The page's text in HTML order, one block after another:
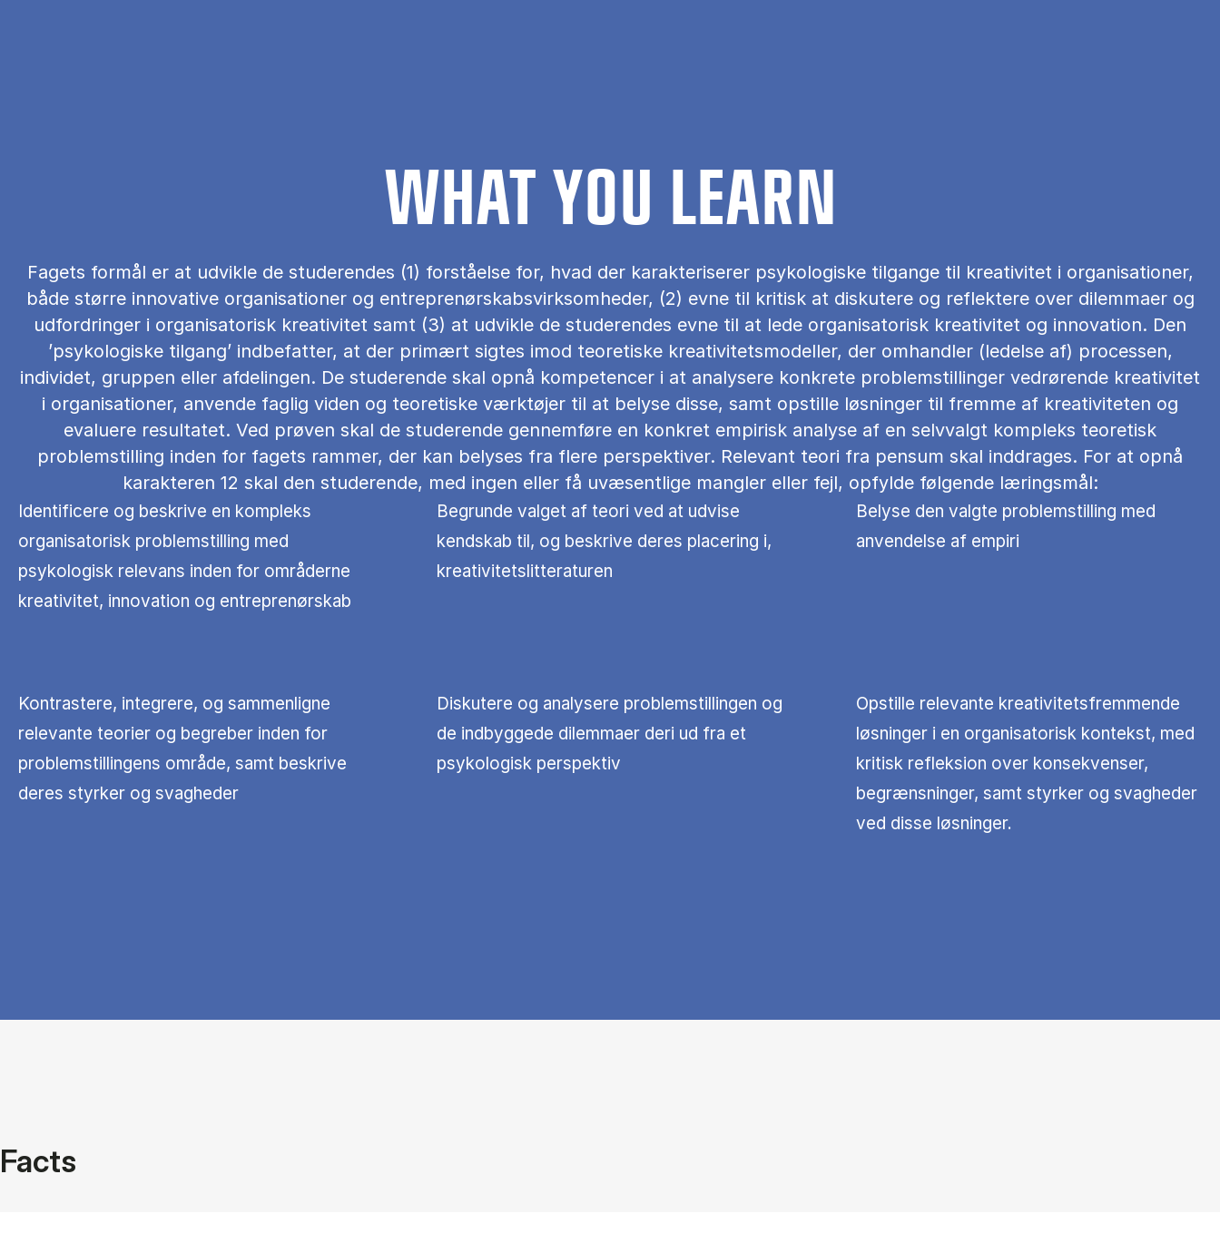
WHAT YOU LEARN
Fagets formål er at udvikle de studerendes (1) forståelse for, hvad der karakteriserer psykologiske tilgange til kreativitet i organisationer,
både større innovative organisationer og entreprenørskabsvirksomheder, (2) evne til kritisk at diskutere og reflektere over dilemmaer og
udfordringer i organisatorisk kreativitet samt (3) at udvikle de studerendes evne til at lede organisatorisk kreativitet og innovation. Den
’psykologiske tilgang’ indbefatter, at der primært sigtes imod teoretiske kreativitetsmodeller, der omhandler (ledelse af) processen,
individet, gruppen eller afdelingen. De studerende skal opnå kompetencer i at analysere konkrete problemstillinger vedrørende kreativitet
i organisationer, anvende faglig viden og teoretiske værktøjer til at belyse disse, samt opstille løsninger til fremme af kreativiteten og
evaluere resultatet. Ved prøven skal de studerende gennemføre en konkret empirisk analyse af en selvvalgt kompleks teoretisk
problemstilling inden for fagets rammer, der kan belyses fra flere perspektiver. Relevant teori fra pensum skal inddrages. For at opnå
karakteren 12 skal den studerende, med ingen eller få uvæsentlige mangler eller fejl, opfylde følgende læringsmål:
Identificere og beskrive en kompleks
organisatorisk problemstilling med
psykologisk relevans inden for områderne
kreativitet, innovation og entreprenørskab
Begrunde valget af teori ved at udvise
kendskab til, og beskrive deres placering i,
kreativitetslitteraturen
Belyse den valgte problemstilling med
anvendelse af empiri
Kontrastere, integrere, og sammenligne
relevante teorier og begreber inden for
problemstillingens område, samt beskrive
deres styrker og svagheder
Diskutere og analysere problemstillingen og
de indbyggede dilemmaer deri ud fra et
psykologisk perspektiv
Opstille relevante kreativitetsfremmende
løsninger i en organisatorisk kontekst, med
kritisk refleksion over konsekvenser,
begrænsninger, samt styrker og svagheder
ved disse løsninger.
Facts